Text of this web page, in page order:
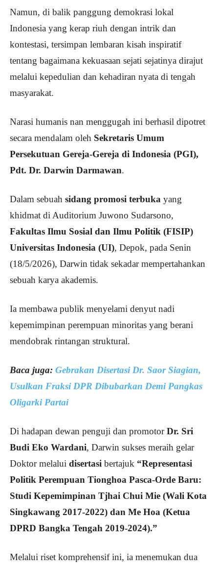
Namun, di balik panggung demokrasi lokal
Indonesia yang kerap riuh dengan intrik dan
kontestasi, tersimpan lembaran kisah inspiratif
tentang bagaimana kekuasaan sejati sejatinya dirajut
melalui kepedulian dan kehadiran nyata di tengah
masyarakat.
Narasi humanis nan menggugah ini berhasil dipotret
secara mendalam oleh Sekretaris Umum
Persekutuan Gereja-Gereja di Indonesia (PGI),
Pdt. Dr. Darwin Darmawan.
Dalam sebuah sidang promosi terbuka yang
khidmat di Auditorium Juwono Sudarsono,
Fakultas Ilmu Sosial dan Ilmu Politik (FISIP)
Universitas Indonesia (UI), Depok, pada Senin
(18/5/2026), Darwin tidak sekadar mempertahankan
sebuah karya akademis.
Ia membawa publik menyelami denyut nadi
kepemimpinan perempuan minoritas yang berani
mendobrak rintangan struktural.
Baca juga: Gebrakan Disertasi Dr. Saor Siagian,
Usulkan Fraksi DPR Dibubarkan Demi Pangkas
Oligarki Partai
Di hadapan dewan penguji dan promotorDr. Sri
Budi Eko Wardani, Darwin sukses meraih gelar
Doktor melalui disertasi bertajuk “Representasi
Politik Perempuan Tionghoa Pasca-Orde Baru:
Studi Kepemimpinan Tjhai Chui Mie (Wali Kota
Singkawang 2017-2022) dan Me Hoa (Ketua
DPRD Bangka Tengah 2019-2024).”
Melalui riset komprehensif ini, ia menemukan dua